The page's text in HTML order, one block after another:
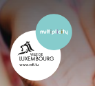
Zum
Hauptinhalt
gehen